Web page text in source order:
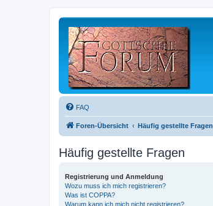
FAQ
Foren-Übersicht Häufig gestellte Fragen
Häufig gestellte Fragen
Registrierung und Anmeldung
Wozu muss ich mich registrieren?
Was ist COPPA?
Warum kann ich mich nicht registrieren?